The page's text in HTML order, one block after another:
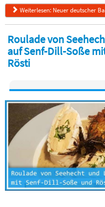
Weiterlesen: Neuer deutscher
Roulade von
auf Senf-Dill-Soße
Rösti